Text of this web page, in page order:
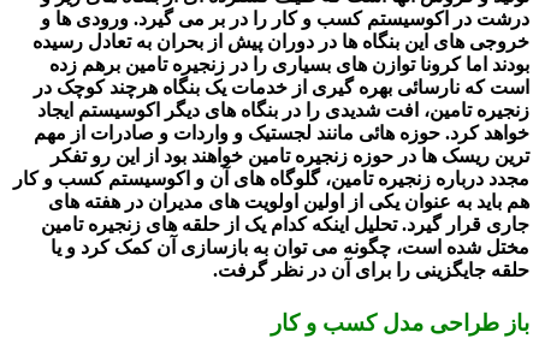
درشت در اکوسیستم کسب و کار را در بر می گیرد. ورودی ها و
خروجی های این بنگاه ها در دوران پیش از بحران به تعادل رسیده
بودند اما کرونا توازن های بسیاری را در زنجیره تامین برهم زده
است که نارسائی بهره گیری از خدمات یک بنگاه هرچند کوچک در
زنجیره تامین، افت شدیدی را در بنگاه های دیگر اکوسیستم ایجاد
خواهد کرد. حوزه هائی مانند لجستیک و واردات و صادرات از مهم
ترین ریسک ها در حوزه زنجیره تامین خواهند بود از این رو تفکر
مجدد درباره زنجیره تامین، گلوگاه های آن و اکوسیستم کسب و کار
هم باید به عنوان یکی از اولین اولویت های مدیران در هفته های
جاری قرار گیرد. تحلیل اینکه کدام یک از حلقه های زنجیره تامین
مختل شده است، چگونه می توان به بازسازی آن کمک کرد و یا
حلقه جایگزینی را برای آن در نظر گرفت.
باز طراحی مدل کسب و کار